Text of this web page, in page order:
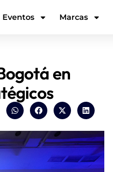
Eventos Marcas
en